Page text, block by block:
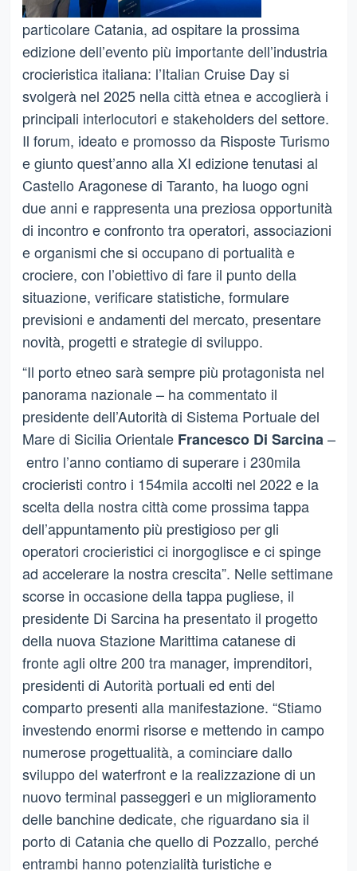
particolare Catania, ad ospitare la prossima
edizione dell’evento più importante dell’industria
crocieristica italiana: l’Italian Cruise Day si
svolgerà nel 2025 nella città etnea e accoglierà i
principali interlocutori e stakeholders del settore.
Il forum, ideato e promosso da Risposte Turismo
e giunto quest’anno alla XI edizione tenutasi al
Castello Aragonese di Taranto, ha luogo ogni
due anni e rappresenta una preziosa opportunità
di incontro e confronto tra operatori, associazioni
e organismi che si occupano di portualità e
crociere, con l’obiettivo di fare il punto della
situazione, verificare statistiche, formulare
previsioni e andamenti del mercato, presentare
novità, progetti e strategie di sviluppo.
“Il porto etneo sarà sempre più protagonista nel
panorama nazionale – ha commentato il
presidente dell’Autorità di Sistema Portuale del
Mare di Sicilia Orientale Francesco Di Sarcina–
entro l’anno contiamo di superare i 230mila
crocieristi contro i 154mila accolti nel 2022 e la
scelta della nostra città come prossima tappa
dell’appuntamento più prestigioso per gli
operatori crocieristici ci inorgoglisce e ci spinge
ad accelerare la nostra crescita”. Nelle settimane
scorse in occasione della tappa pugliese, il
presidente Di Sarcina ha presentato il progetto
della nuova Stazione Marittima catanese di
fronte agli oltre 200 tra manager, imprenditori,
presidenti di Autorità portuali ed enti del
comparto presenti alla manifestazione. “Stiamo
investendo enormi risorse e mettendo in campo
numerose progettualità, a cominciare dallo
sviluppo del waterfront e la realizzazione di un
nuovo terminal passeggeri e un miglioramento
delle banchine dedicate, che riguardano sia il
porto di Catania che quello di Pozzallo, perché
entrambi hanno potenzialità turistiche e